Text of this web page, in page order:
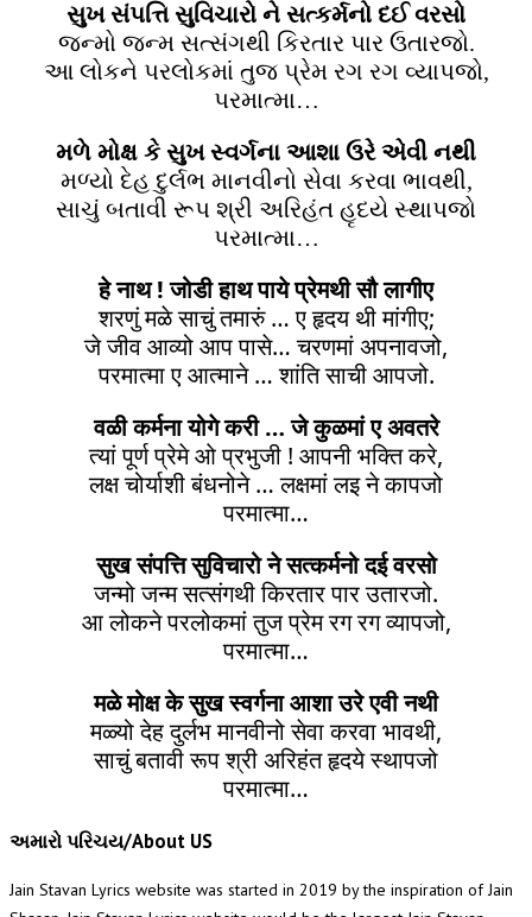
સુખ સંપત્તિ સુવિચારો ને સત્કર્મનો દઈ વરસો
જન્મો જન્મ સત્સંગથી કિરતાર પાર ઉતારજો.
આ લોકને પરલોકમાં તુજ પ્રેમ રગ રગ વ્યાપજો,
પરમાત્મા…
મળે મોક્ષ કે સુખ સ્વર્ગના આશા ઉરે એવી નથી
મળ્યો દેહ દુર્લભ માનવીનો સેવા કરવા ભાવથી,
સાચું બતાવી રૂપ શ્રી અરિહંત હૃદયે સ્થાપજો
પરમાત્મા…
हे नाथ ! जोडी हाथ पाये प्रेमथी सौ लागीए
शरणुं मळे साचुं तमारुं … ए हृदय थी मांगीए;
जे जीव आव्यो आप पासे… चरणमां अपनावजो,
परमात्मा ए आत्माने … शांति साची आपजो.
वळी कर्मना योगे करी … जे कुळमां ए अवतरे
त्यां पूर्ण प्रेमे ओ प्रभुजी ! आपनी भक्ति करे,
लक्ष चोर्याशी बंधनोने … लक्षमां लइ ने कापजो
परमात्मा…
सुख संपत्ति सुविचारो ने सत्कर्मनो दई वरसो
जन्मो जन्म सत्संगथी किरतार पार उतारजो.
आ लोकने परलोकमां तुज प्रेम रग रग व्यापजो,
परमात्मा…
मळे मोक्ष के सुख स्वर्गना आशा उरे एवी नथी
मळ्यो देह दुर्लभ मानवीनो सेवा करवा भावथी,
साचुं बतावी रूप श्री अरिहंत हृदये स्थापजो
परमात्मा…
અમારો પરિચય/About US
Jain Stavan Lyrics website was started in 2019 by the inspiration of Jain